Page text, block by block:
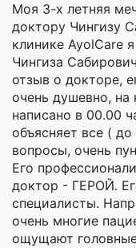
Моя 3-х летняя
доктору Чингизу
клинике AyolCare
Чингиза
отзыв о докторе,
очень душевно,
написано в 00.00
объясняет все (
вопросы, очень
Его
доктор - ГЕРОЙ.
специалисты.
очень многие
ощущают